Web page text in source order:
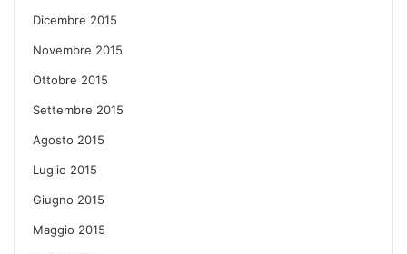
Dicembre 2015
Novembre 2015
Ottobre 2015
Settembre 2015
Agosto 2015
Luglio 2015
Giugno 2015
Maggio 2015